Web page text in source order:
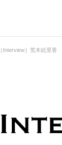
［Interview］荒木絵里香